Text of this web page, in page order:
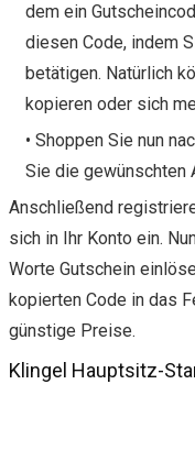
dem ein
diesen Code, indem
betätigen. Natürlich
kopieren oder sich
• Shoppen Sie nun
Sie die gewünschten
Anschließend
sich in Ihr Konto ein.
Worte Gutschein
kopierten Code in das
günstige Preise.
Klingel Hauptsitz-